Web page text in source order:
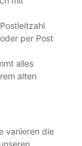
per Post
alles
alten
variieren die